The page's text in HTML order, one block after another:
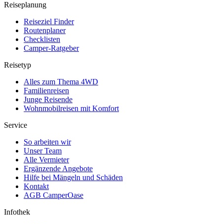
Reiseplanung
Reiseziel Finder
Routenplaner
Checklisten
Camper-Ratgeber
Reisetyp
Alles zum Thema 4WD
Familienreisen
Junge Reisende
Wohnmobilreisen mit Komfort
Service
So arbeiten wir
Unser Team
Alle Vermieter
Ergänzende Angebote
Hilfe bei Mängeln und Schäden
Kontakt
AGB CamperOase
Infothek